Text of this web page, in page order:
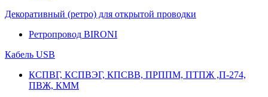
Декоративный (ретро) для открытой проводки
Ретропровод BIRONI
Кабель USB
КСПВГ, КСПВЭГ, КПСВВ, ПРППМ, ПТПЖ ,П-274,
ПВЖ, КММ